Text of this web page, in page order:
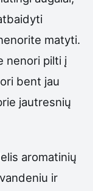
matyti.
nenori pilti į
bent jau
jautresnių
aromatinių
ir